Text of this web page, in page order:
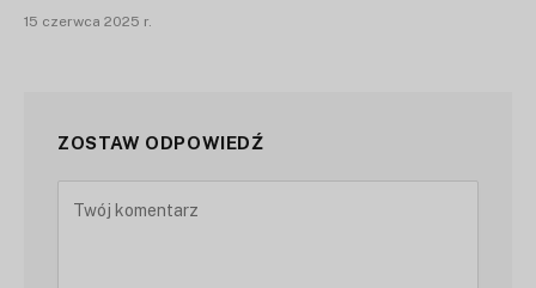
15 czerwca 2025 r.
ZOSTAW ODPOWIEDŹ